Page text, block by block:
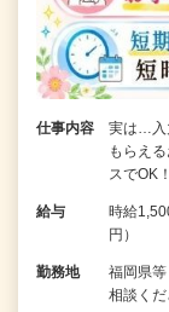
仕事内容
実は…入
もらえ
スでOK
給与
時給
円）
勤務地
福岡県
相談くだ